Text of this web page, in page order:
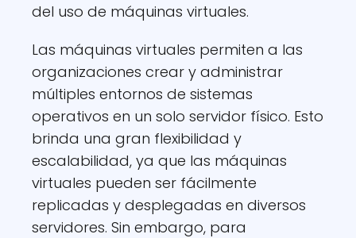
del uso de máquinas virtuales.
Las máquinas virtuales permiten a las
organizaciones crear y administrar
múltiples entornos de sistemas
operativos en un solo servidor físico. Esto
brinda una gran flexibilidad y
escalabilidad, ya que las máquinas
virtuales pueden ser fácilmente
replicadas y desplegadas en diversos
servidores. Sin embargo, para